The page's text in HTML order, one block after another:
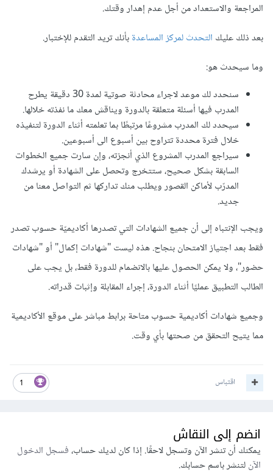
المراجعة والاستعداد من أجل عدم إهدار وقتك.
بعد ذلك عليكالتحدث لمركز المساعدةبأنك تريد التقدم للإختبار.
وما سيحدث هو:
سنحدد لك موعد لاجراء محادثة صوتية لمدة 30 دقيقة يطرح
المدرب فيها أسئلة متعلقة بالدورة ويناقش معك ما نفذته خلالها.
سيحدد لك المدرب مشروعًا مرتبطًا بما تعلمته أثناء الدورة لتنفيذه
خلال فترة محددة تتراوح بين أسبوع الى أسبوعين.
سيراجع المدرب المشروع الذي أنجزته، وإن سارت جميع الخطوات
السابقة بشكل صحيح، ستتخرج وتحصل على الشهادة أو يرشدك
المدرّب لأماكن القصور ويطلب منك تداركها ثم التواصل معنا من
جديد.
ويجب الإنتباه إلى أن جميع الشهادات التي تصدرها أكاديميّة حسوب تصدر
فقط بعد اجتياز الامتحان بنجاح. هذه ليست "شهادات إكمال" أو "شهادات
حضور"، ولا يمكن الحصول عليها بالانضمام للدورة فقط، بل يجب على
الطالب التطبيق عمليًا أثناء الدورة، إجراء المقابلة وإثبات قدراته.
وجميع شهادات أكاديمية حسوب متاحة برابط مباشر على موقع الأكاديمية
مما يتيح التحقق من صحتها بأي وقت.
1 اقتباس
انضم إلى النقاش
يمكنك أن تنشر الآن وتسجل لاحقًا. إذا كان لديك حساب،فسجل الدخول
الآنلتنشر باسم حسابك.